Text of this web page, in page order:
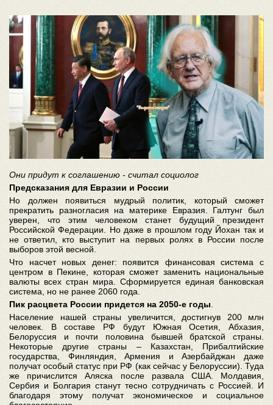
Они придут к соглашению - считал социолог
Предсказания для Евразии и России
Но должен появиться мудрый политик, который сможет
прекратить разногласия на материке Евразия. Галтунг был
уверен, что этим человеком станет будущий президент
Российской Федерации. Но даже в прошлом году Йохан так и
не ответил, кто выступит на первых ролях в России после
выборов этой весной.
Что насчет новых денег: появится финансовая система с
центром в Пекине, которая сможет заменить национальные
валюты всех стран мира. Сформируется единая банковская
система, но не ранее 2060 года.
Пик расцвета России придется на 2050-е годы
Население нашей страны увеличится, достигнув 200 млн
человек. В составе РФ будут Южная Осетия, Абхазия,
Белоруссия и почти половина бывшей братской страны.
Некоторые другие страны – Казахстан, Прибалтийские
государства, Финляндия, Армения и Азербайджан даже
получат особый статус при РФ (как сейчас у Белоруссии). Туда
же причислится Аляска после развала США. Молдавия,
Сербия и Болгария станут тесно сотрудничать с Россией. И
благодаря этому получат экономическое и социальное